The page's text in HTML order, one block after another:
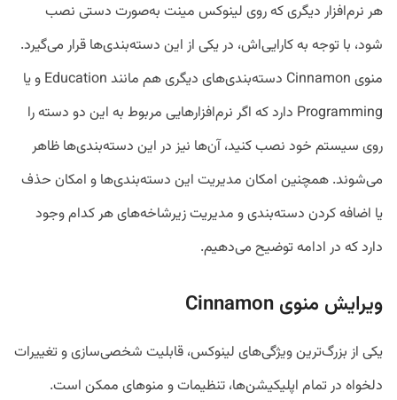
هر نرم‌افزار دیگری که روی لینوکس مینت به‌صورت دستی نصب
شود، با توجه به کارایی‌اش، در یکی از این دسته‌بندی‌ها قرار می‌گیرد.
منوی Cinnamon دسته‌بندی‌های دیگری هم مانند Education و یا
Programming دارد که اگر نرم‌افزار‌هایی مربوط به این دو دسته را
روی سیستم خود نصب کنید، آن‌ها نیز در این دسته‌بندی‌ها ظاهر
می‌شوند. همچنین امکان مدیریت این دسته‌بندی‌ها و امکان حذف
یا اضافه کردن دسته‌بندی و مدیریت زیرشاخه‌های هر کدام وجود
دارد که در ادامه توضیح می‌دهیم.
ویرایش منوی Cinnamon
یکی از بزرگ‌ترین ویژگی‌های لینوکس، قابلیت شخصی‌سازی و تغییرات
دلخواه در تمام اپلیکیشن‌ها، تنظیمات و منوهای ممکن است.